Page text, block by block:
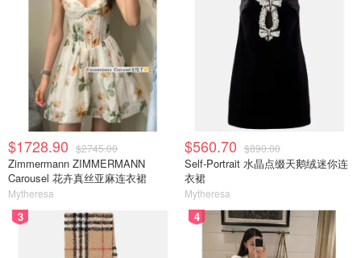
$1728.90 $2745.00
Zimmermann ZIMMERMANN
Carousel 花卉真丝亚麻连衣裙
Mytheresa
$560.70 $890.00
Self-Portrait 水晶点缀天鹅绒迷你连
衣裙
Mytheresa
3 4